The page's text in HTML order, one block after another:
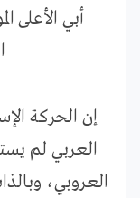
أبي الأعلى
إن الحركة
العربي لم
العروبي،